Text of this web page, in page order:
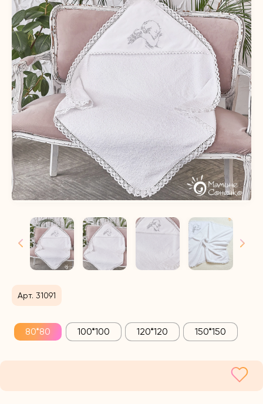
Арт. 31091
80*80 100*100 120*120 150*150